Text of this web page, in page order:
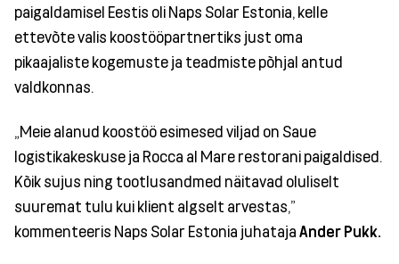
paigaldamisel Eestis oli Naps Solar Estonia, kelle
ettevõte valis koostööpartnertiks just oma
pikaajaliste kogemuste ja teadmiste põhjal antud
valdkonnas.
„Meie alanud koostöö esimesed viljad on Saue
logistikakeskuse ja Rocca al Mare restorani paigaldised.
Kõik sujus ning tootlusandmed näitavad oluliselt
suuremat tulu kui klient algselt arvestas,"
kommenteeris Naps Solar Estonia juhatajaAnder Pukk.